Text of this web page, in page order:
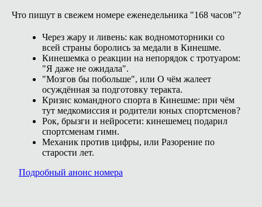
Что пишут в свежем номере еженедельника "168 часов"?
Через жару и ливень: как водномоторники со
всей страны боролись за медали в Кинешме.
Кинешемка о реакции на непорядок с тротуаром:
"Я даже не ожидала".
"Мозгов бы побольше", или О чём жалеет
осуждённая за подготовку теракта.
Кризис командного спорта в Кинешме: при чём
тут медкомиссия и родители юных спортсменов?
Рок, брызги и нейросети: кинешемец подарил
спортсменам гимн.
Механик против цифры, или Разорение по
старости лет.
Подробный анонс номера